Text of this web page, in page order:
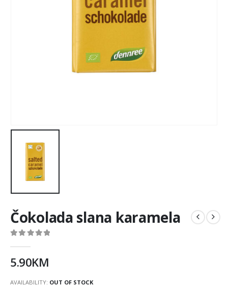
Čokolada slana karamela
5.90KM
AVAILABILITY: OUT OF STOCK